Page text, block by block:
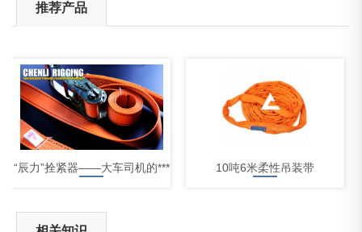
推荐产品
“辰力”拴紧器——大车司机的*** 10吨6米柔性吊装带